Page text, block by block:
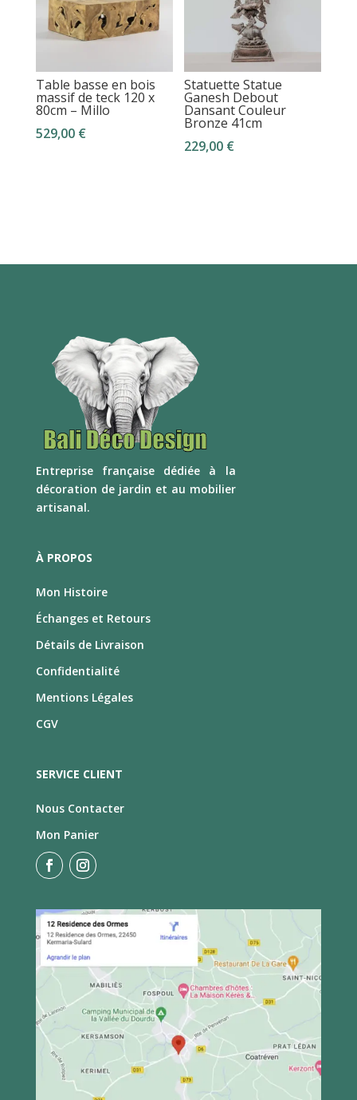
Table basse en bois
massif de teck 120 x
80cm – Millo
529,00 €
Statuette Statue
Ganesh Debout
Dansant Couleur
Bronze 41cm
229,00 €
Entreprise française dédiée à la
décoration de jardin et au mobilier
artisanal.
À PROPOS
Mon Histoire
Échanges et Retours
Détails de Livraison
Confidentialité
Mentions Légales
CGV
SERVICE CLIENT
Nous Contacter
Mon Panier